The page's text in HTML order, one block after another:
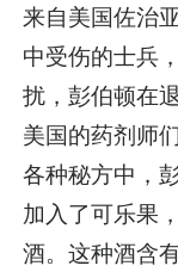
来自美国佐治
中受伤的士兵
扰，彭伯顿在
美国的药剂师
各种秘方中，
加入了可乐果
酒。这种酒含